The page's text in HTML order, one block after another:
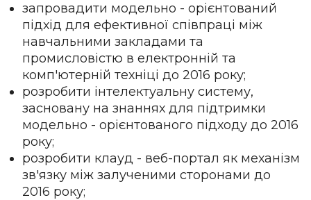
запровадити модельно - орієнтований
підхід для ефективної співпраці між
навчальними закладами та
промисловістю в електронній та
комп'ютерній техніці до 2016 року;
розробити інтелектуальну систему,
засновану на знаннях для підтримки
модельно - орієнтованого підходу до 2016
року;
розробити клауд - веб-портал як механізм
зв'язку між залученими сторонами до
2016 року;